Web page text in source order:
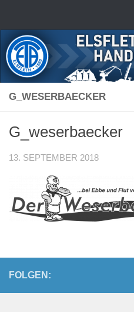
G_WESERBAECKER
G_weserbaecker
13. SEPTEMBER 2018
FOLGEN: